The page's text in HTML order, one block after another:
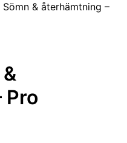
& återhämtning –
Pro